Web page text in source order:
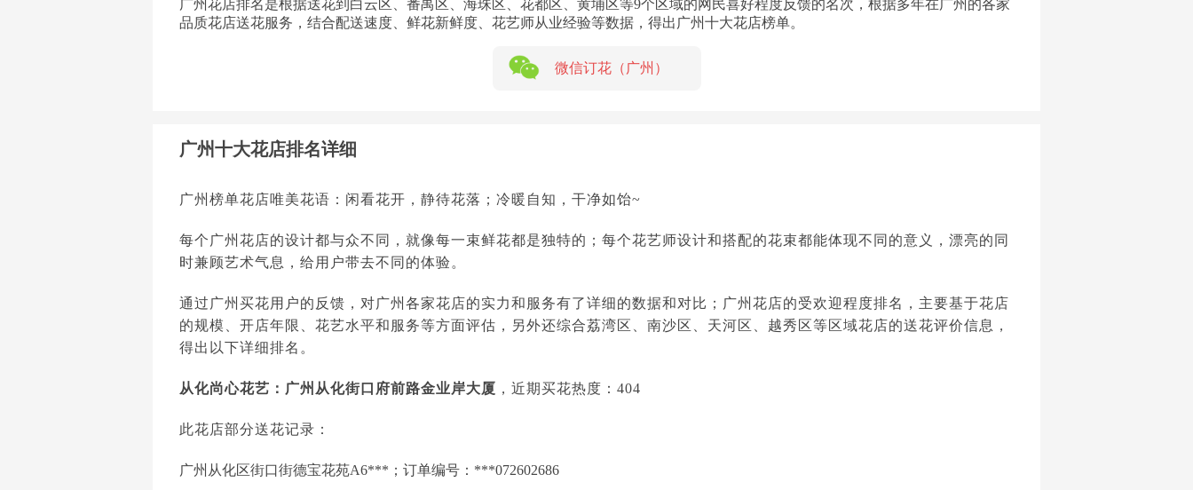
广州花店排名是根据送花到白云区、番禺区、海珠区、花都区、黄埔区等9个区域的网民喜好程度反馈的名次，根据多年在广州的各家
品质花店送花服务，结合配送速度、鲜花新鲜度、花艺师从业经验等数据，得出广州十大花店榜单。
微信订花（广州）
广州十大花店排名详细
广州榜单花店唯美花语：闲看花开，静待花落；冷暖自知，干净如饴~
每个广州花店的设计都与众不同，就像每一束鲜花都是独特的；每个花艺师设计和搭配的花束都能体现不同的意义，漂亮的同
时兼顾艺术气息，给用户带去不同的体验。
通过广州买花用户的反馈，对广州各家花店的实力和服务有了详细的数据和对比；广州花店的受欢迎程度排名，主要基于花店
的规模、开店年限、花艺水平和服务等方面评估，另外还综合荔湾区、南沙区、天河区、越秀区等区域花店的送花评价信息，
得出以下详细排名。
从化尚心花艺：广州从化街口府前路金业岸大厦 ，近期买花热度：404
此花店部分送花记录：
广州从化区街口街德宝花苑A6***；订单编号：***072602686